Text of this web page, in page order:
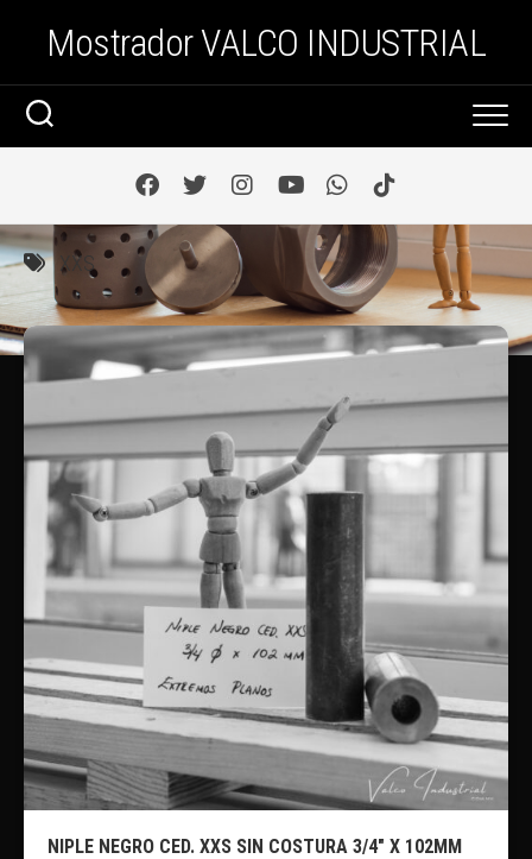
Mostrador VALCO INDUSTRIAL
XXS
NIPLE NEGRO CED. XXS SIN COSTURA 3/4″ X 102MM